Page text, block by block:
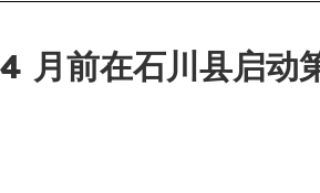
月前在石川县启动